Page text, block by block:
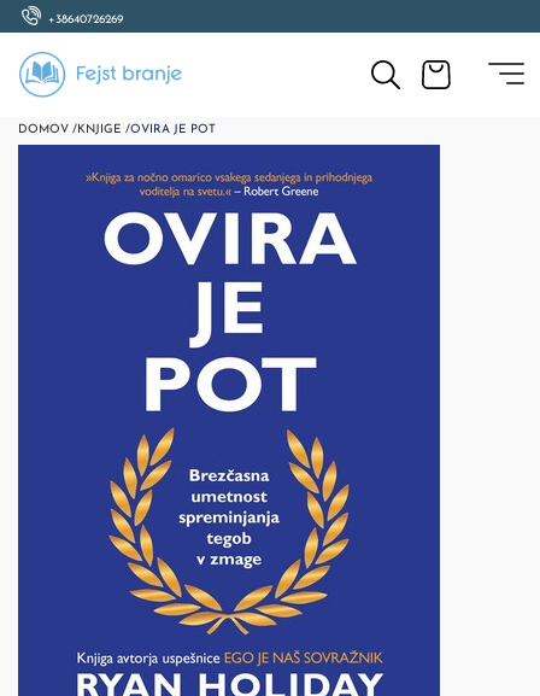
+38640726269
DOMOV /KNJIGE /OVIRA JE POT